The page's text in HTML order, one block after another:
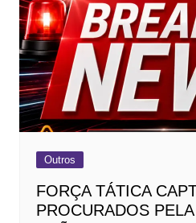
Outros
FORÇA TÁTICA
PROCURADOS